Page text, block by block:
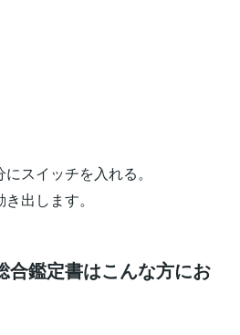
スイッチを入れる。
出します。
合鑑定書はこんな方にお